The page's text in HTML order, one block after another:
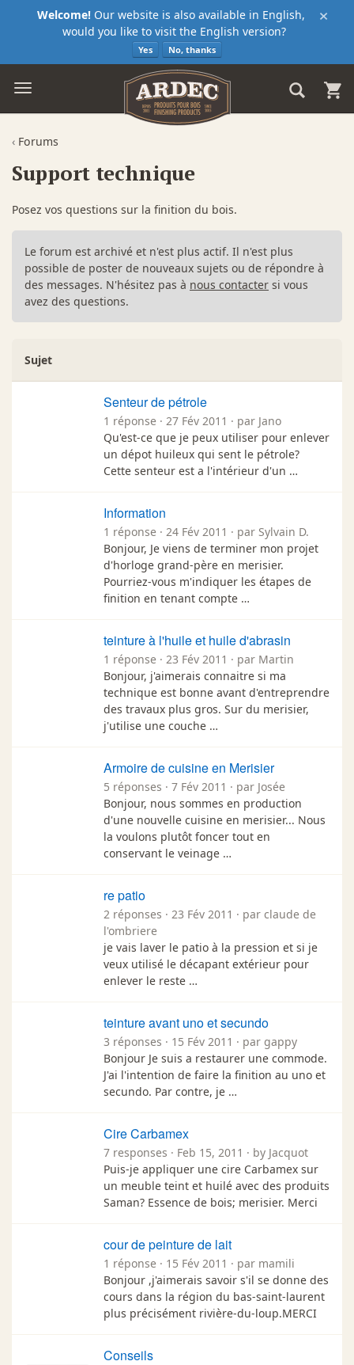
×
Welcome! Our website is also available in English,
would you like to visit the English version?
Yes No, thanks
‹ Forums
Support technique
Posez vos questions sur la finition du bois.
Le forum est archivé et n'est plus actif. Il n'est plus
possible de poster de nouveaux sujets ou de répondre à
des messages. N'hésitez pas à nous contacter si vous
avez des questions.
Sujet
Senteur de pétrole
1 réponse · 27 Fév 2011 · par Jano
Qu'est-ce que je peux utiliser pour enlever
un dépot huileux qui sent le pétrole?
Cette senteur est a l'intérieur d'un …
Information
1 réponse · 24 Fév 2011 · par Sylvain D.
Bonjour, Je viens de terminer mon projet
d'horloge grand-père en merisier.
Pourriez-vous m'indiquer les étapes de
finition en tenant compte …
teinture à l'huile et huile d'abrasin
1 réponse · 23 Fév 2011 · par Martin
Bonjour, j'aimerais connaitre si ma
technique est bonne avant d'entreprendre
des travaux plus gros. Sur du merisier,
j'utilise une couche …
Armoire de cuisine en Merisier
5 réponses · 7 Fév 2011 · par Josée
Bonjour, nous sommes en production
d'une nouvelle cuisine en merisier... Nous
la voulons plutôt foncer tout en
conservant le veinage …
re patio
2 réponses · 23 Fév 2011 · par claude de
l'ombriere
je vais laver le patio à la pression et si je
veux utilisé le décapant extérieur pour
enlever le reste …
teinture avant uno et secundo
3 réponses · 15 Fév 2011 · par gappy
Bonjour Je suis a restaurer une commode.
J'ai l'intention de faire la finition au uno et
secundo. Par contre, je …
Cire Carbamex
7 responses · Feb 15, 2011 · by Jacquot
Puis-je appliquer une cire Carbamex sur
un meuble teint et huilé avec des produits
Saman? Essence de bois; merisier. Merci
cour de peinture de lait
1 réponse · 15 Fév 2011 · par mamili
Bonjour ,j'aimerais savoir s'il se donne des
cours dans la région du bas-saint-laurent
plus précisément rivière-du-loup.MERCI
Conseils